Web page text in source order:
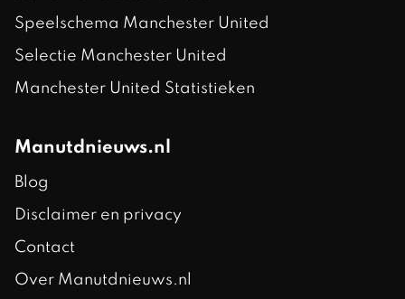
Speelschema Manchester United
Selectie Manchester United
Manchester United Statistieken
Manutdnieuws.nl
Blog
Disclaimer en privacy
Contact
Over Manutdnieuws.nl